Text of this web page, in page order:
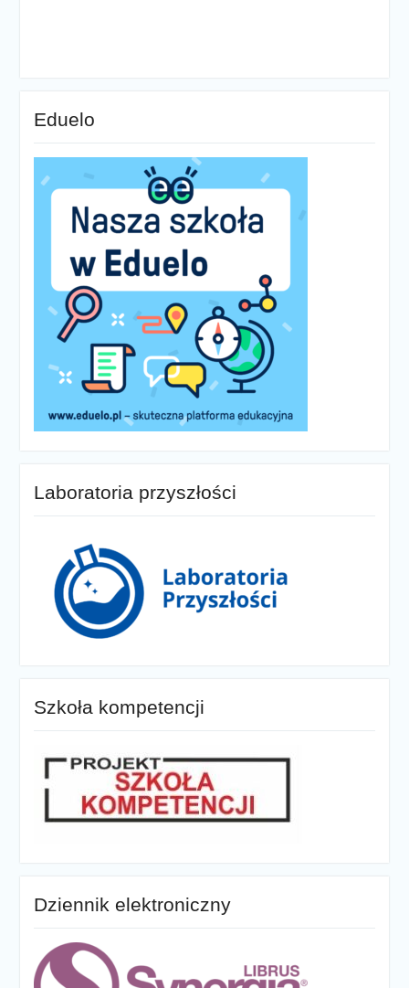
Eduelo
Laboratoria przyszłości
Szkoła kompetencji
Dziennik elektroniczny